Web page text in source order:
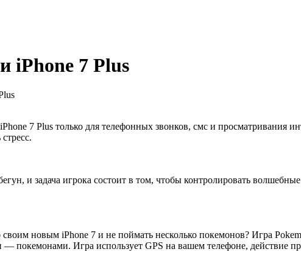
iPhone 7 Plus
7 Plus только для телефонных звонков, смс и просматривания
и задача игрока состоит в том, чтобы контролировать
новым iPhone 7 и не поймать несколько покемонов? Игра
— покемонами. Игра использует GPS на вашем телефоне, действие